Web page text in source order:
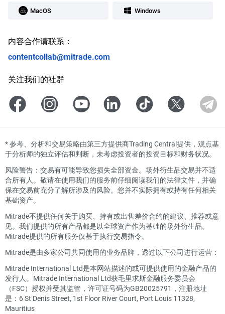
MacOS Windows
内容合作请联系：
contentcollab@mitrade.com
关注我们的社群
*参考、分析和交易策略由第三方提供商Trading Central提供，观点基
于分析师的独立评估和判断，未考虑投资者的投资目标和财务状况。
风险警告：交易有可能导致您损失全部资金。场外衍生品交易并不适
合所有人。敬请在使用我们的服务前仔细阅读我们的法律文件，并确
保在交易前充分了解所涉及的风险。您并不实际拥有或持有任何相关
基础资产。
Mitrade不提供任何关于购买、持有或出售差价合约的建议、推荐或意
见。我们提供的所有产品都是以全球资产作为基础的场外衍生品。
Mitrade提供的所有服务仅基于执行交易指令。
Mitrade是由多家公司共同使用的业务品牌，透过以下公司进行运营：
Mitrade International Ltd是本网站描述的或可提供使用的金融产品的
发行人。Mitrade International Ltd获毛里求斯金融服务委员会
（FSC）授权并受其监管，许可证号码为GB20025791，注册地址
是：6 St Denis Street, 1st Floor River Court, Port Louis 11328,
Mauritius